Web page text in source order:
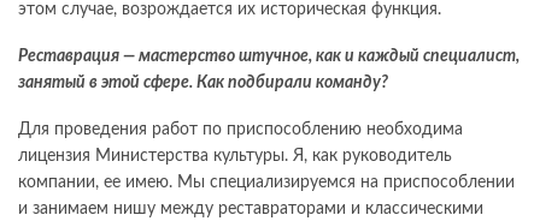
этом случае, возрождается их историческая функция.
Реставрация — мастерство штучное, как и каждый специалист,
занятый в этой сфере. Как подбирали команду?
Для проведения работ по приспособлению необходима
лицензия Министерства культуры. Я, как руководитель
компании, ее имею. Мы специализируемся на приспособлении
и занимаем нишу между реставраторами и классическими